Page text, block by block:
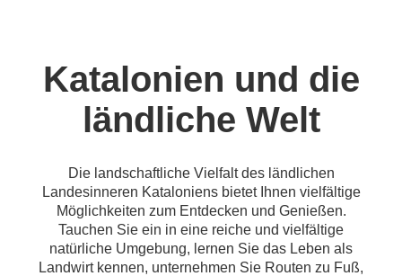
Katalonien und die
ländliche Welt
Die landschaftliche Vielfalt des ländlichen
Landesinneren Kataloniens bietet Ihnen vielfältige
Möglichkeiten zum Entdecken und Genießen.
Tauchen Sie ein in eine reiche und vielfältige
natürliche Umgebung, lernen Sie das Leben als
Landwirt kennen, unternehmen Sie Routen zu Fuß,